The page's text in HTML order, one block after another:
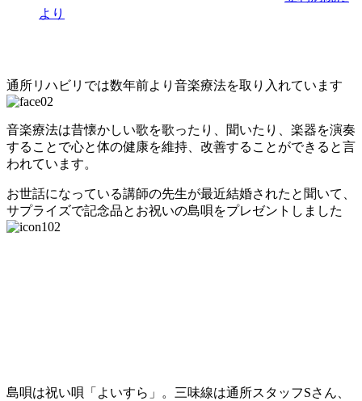
より
通所リハビリでは数年前より音楽療法を取り入れています
音楽療法は昔懐かしい歌を歌ったり、聞いたり、楽器を演奏
することで心と体の健康を維持、改善することができると言
われています。
お世話になっている講師の先生が最近結婚されたと聞いて、
サプライズで記念品とお祝いの島唄をプレゼントしました
島唄は祝い唄「よいすら」。三味線は通所スタッフSさん、